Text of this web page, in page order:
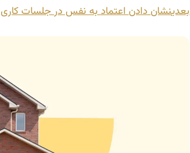
بعدینشان دادن اعتماد به نفس در جلسات کاری: 5 تکنیک مؤثر زبان بدن برای مشاوران